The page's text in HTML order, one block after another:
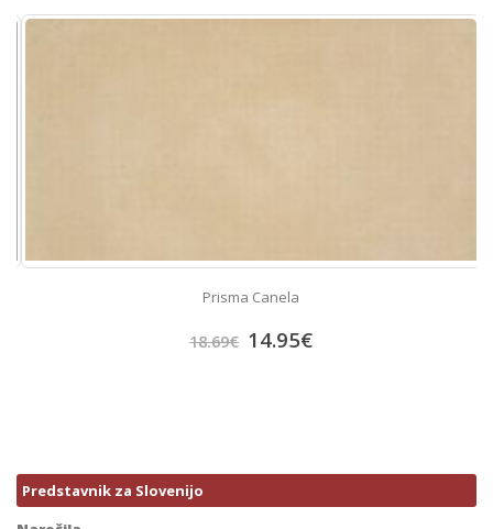
Prisma Canela
18.69€ 14.95€
Predstavnik za Slovenijo